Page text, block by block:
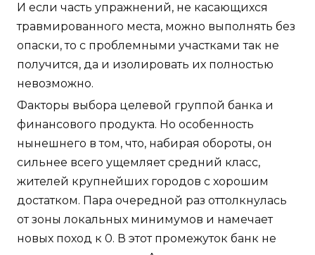
И если часть упражнений, не касающихся
травмированного места, можно выполнять без
опаски, то с проблемными участками так не
получится, да и изолировать их полностью
невозможно.
Факторы выбора целевой группой банка и
финансового продукта. Но особенность
нынешнего в том, что, набирая обороты, он
сильнее всего ущемляет средний класс,
жителей крупнейших городов с хорошим
достатком. Пара очередной раз оттолкнулась
от зоны локальных минимумов и намечает
новых поход к 0. В этот промежуток банк не